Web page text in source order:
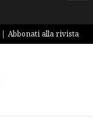
Abbonati alla rivista